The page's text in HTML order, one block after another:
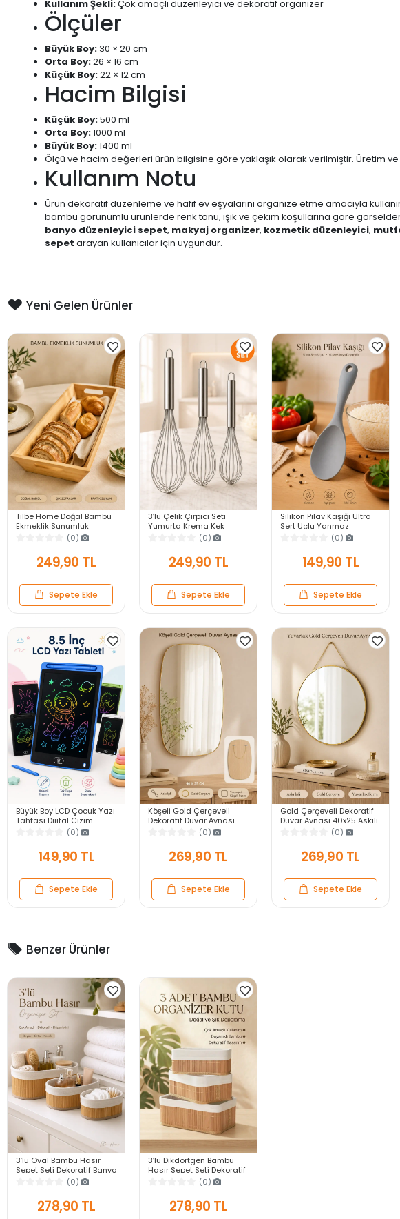
Kullanım Şekli:Çok amaçlı düzenleyici ve dekoratif organizer
Ölçüler
Büyük Boy:30 × 20 cm
Orta Boy:26 × 16 cm
Küçük Boy:22 × 12 cm
Hacim Bilgisi
Küçük Boy:500 ml
Orta Boy:1000 ml
Büyük Boy:1400 ml
Ölçü ve hacim değerleri ürün bilgisine göre yaklaşık olarak verilmiştir. Üretim
Kullanım Notu
Ürün dekoratif düzenleme ve hafif ev eşyalarını organize etme amacıyla
bambu görünümlü ürünlerde renk tonu, ışık ve çekim koşullarına göre
banyo düzenleyici sepet, makyaj organizer, kozmetik düzenleyici,
sepet arayan kullanıcılar için uygundur.
Yeni Gelen Ürünler
Tilbe Home Doğal Bambu
Ekmeklik Sunumluk
Dikdörtgen Kahvaltı ve
(0)
249,90 TL
Sepete Ekle
3’lü Çelik Çırpıcı Seti
Yumurta Krema Kek
Hamuru Çırpma Teli Pratik
Sos Karıştırıcı Mutfak Teli
(0)
249,90 TL
Sepete Ekle
Silikon Pilav Kaşığı Ultra
Sert Uçlu Yanmaz
Yapışmaz Isıya Dayanıklı
Gri Servis Yemek Kaşığı
(0)
149,90 TL
Sepete Ekle
Büyük Boy LCD Çocuk Yazı
Tahtası Dijital Çizim
Tableti Kalemli Silinebilir
8.5′ Oyuncak Not Defteri
(0)
149,90 TL
Sepete Ekle
Köşeli Gold Çerçeveli
Dekoratif Duvar Aynası
40X25 Askılı Modern
Salon Antre Banyo Yatak
Odası Ayna
(0)
269,90 TL
Sepete Ekle
Gold Çerçeveli Dekoratif
Duvar Aynası 40x25 Askılı
Modern Salon Antre
Banyo Yatak Odası
Aynası
(0)
269,90 TL
Sepete Ekle
Benzer Ürünler
3’lü Oval Bambu Hasır
Sepet Seti Dekoratif Banyo
Makyaj Mutfak
Düzenleyici Organizer
(0)
278,90 TL
3’lü Dikdörtgen Bambu
Hasır Sepet Seti Dekoratif
Banyo Makyaj Mutfak
Dolap İçi Organizer Sepet
(0)
278,90 TL